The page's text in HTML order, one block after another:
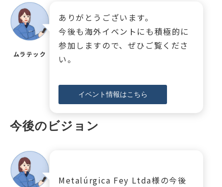
ムラテック
ありがとうございます。
今後も海外イベントにも積極的に
参加しますので、ぜひご覧くださ
い。
イベント情報はこちら
今後のビジョン
Metalúrgica Fey Ltda様の今後